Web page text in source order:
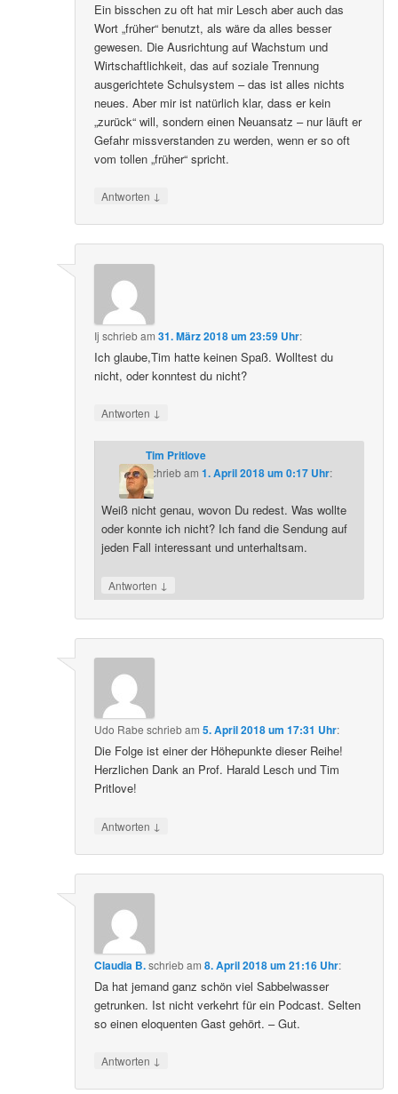
Ein bisschen zu oft hat mir Lesch aber auch das
Wort „früher“ benutzt, als wäre da alles besser
gewesen. Die Ausrichtung auf Wachstum und
Wirtschaftlichkeit, das auf soziale Trennung
ausgerichtete Schulsystem – das ist alles nichts
neues. Aber mir ist natürlich klar, dass er kein
„zurück“ will, sondern einen Neuansatz – nur läuft er
Gefahr missverstanden zu werden, wenn er so oft
vom tollen „früher“ spricht.
Antworten ↓
Ij schriebam31. März 2018 um 23:59 Uhr:
Ich glaube,Tim hatte keinen Spaß. Wolltest du
nicht, oder konntest du nicht?
Antworten ↓
Tim Pritlove
schriebam 1. April 2018 um 0:17 Uhr:
Weiß nicht genau, wovon Du redest. Was wollte
oder konnte ich nicht? Ich fand die Sendung auf
jeden Fall interessant und unterhaltsam.
Antworten ↓
Udo Rabe schriebam5. April 2018 um 17:31 Uhr:
Die Folge ist einer der Höhepunkte dieser Reihe!
Herzlichen Dank an Prof. Harald Lesch und Tim
Pritlove!
Antworten ↓
Claudia B.schriebam8. April 2018 um 21:16 Uhr:
Da hat jemand ganz schön viel Sabbelwasser
getrunken. Ist nicht verkehrt für ein Podcast. Selten
so einen eloquenten Gast gehört. – Gut.
Antworten ↓